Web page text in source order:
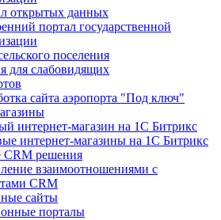
открытых данных
портал государственной
поселения
для слабовидящих
сайта аэропорта "Под ключ"
интернет-магазин на 1С Битрикс
интернет-магазины на 1С Битрикс
CRM решения
взаимоотношениями с
CRM
сайты
порталы